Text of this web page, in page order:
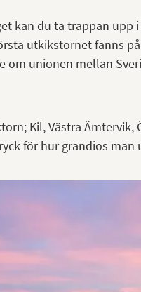
kan du ta trappan upp
utkikstornet fanns
om unionen mellan
Kil, Västra Ämtervik,
för hur grandios